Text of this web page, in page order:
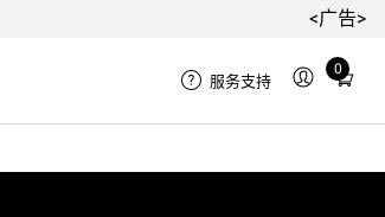
<广告>
服务支持
0
Total
in